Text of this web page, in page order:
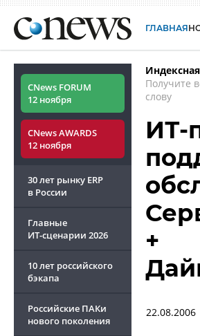
ГЛАВНАЯ
CNews FORUM
12 ноября
CNews AWARDS
12 ноября
30 лет рынку ERP
в России
Главные
ИТ-сценарии 2026
10 лет российского
бэкапа
Российские ПАКи
нового поколения
Получите
слову
ИТ-
+
22.08.2006